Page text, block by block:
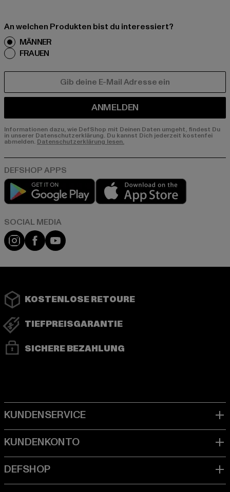
An welchen Produkten bist du interessiert?
MÄNNER
FRAUEN
ANMELDEN
Informationen dazu, wie DefShop mit Deinen Daten umgeht, findest Du
in unserer Datenschutzerklärung. Du kannst Dich jederzeit kostenfei
abmelden. Datenschutzerklärung lesen.
Play market
Instagram
FacebookYouTube
KOSTENLOSE RETOURE
TIEFPREISGARANTIE
SICHERE BEZAHLUNG